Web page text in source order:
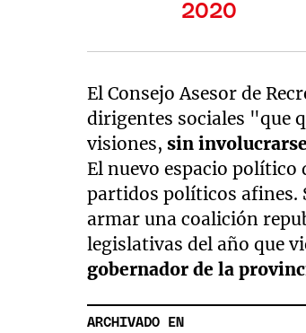
2020
El Consejo Asesor de
dirigentes sociales "que
visiones,sin
El nuevo espacio político
partidos políticos afines.
armar una coalición
legislativas del año que
gobernador de la
ARCHIVADO EN